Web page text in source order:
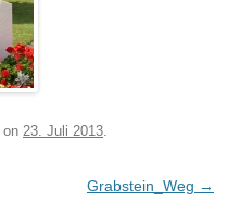
on 23. Juli 2013.
Grabstein_Weg →